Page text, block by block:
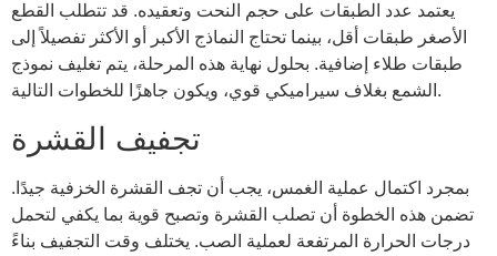
يعتمد عدد الطبقات على حجم النحت وتعقيده. قد تتطلب القطع
الأصغر طبقات أقل، بينما تحتاج النماذج الأكبر أو الأكثر تفصيلاً إلى
طبقات طلاء إضافية. بحلول نهاية هذه المرحلة، يتم تغليف نموذج
الشمع بغلاف سيراميكي قوي، ويكون جاهزًا للخطوات التالية.
تجفيف القشرة
بمجرد اكتمال عملية الغمس، يجب أن تجف القشرة الخزفية جيدًا.
تضمن هذه الخطوة أن تصلب القشرة وتصبح قوية بما يكفي لتحمل
درجات الحرارة المرتفعة لعملية الصب. يختلف وقت التجفيف بناءً